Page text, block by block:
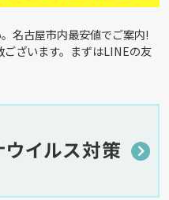
名古屋市内最安値でご案内!
ざいます。まずはLINEの友